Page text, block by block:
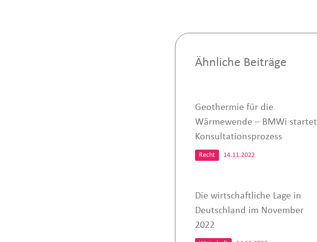
Ähnliche Beiträge
Geothermie für die
Wärmewende – BMWi startet
Konsultationsprozess
Recht 14.11.2022
Die wirtschaftliche Lage in
Deutschland im November
2022